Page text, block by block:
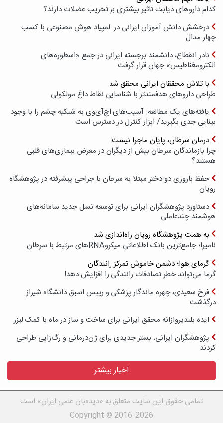
کدام داروهای دیابت تاثیر بیشتری بر تخریب عضلات دارند؟
درخشش دانش آموزان ایرانی در المپیاد هوش مصنوعی با کسب
چهار مدال
نادر انقطاع، دانشمند برجسته ایرانی در جمع «اسطوره‌های
الکترومغناطیس» جهان قرار گرفت
با تلاش محققان ایرانی محقق شد
طراحی داروهای هدفمندتر با شناسایی نقاط داغ مولکولی
یافته‌های یک مطالعه: آسیب‌های اچ‌آی‌وی به شبکیه چشم را با وجود
بینایی جدی بگیرید/ ابزار کنترل در دسترس است
درمان سرطان، پایان ماجرا نیست!
چرا بازماندگان سرطان بیش از دیگران در معرض بیماری‌های قلبی
هستند؟
حفظ باروری دو دختر مبتلا به سرطان با جراحی پیشرفته در پژوهشگاه
رویان
دستاورد پژوهشگران ایرانی برای توسعه نسل جدید سامانه‌های
هوشمند چندعاملی
به همت پژوهشگاه رویان راه‌اندازی شد
نامیرا؛ جامع‌ترین بانک اطلاعاتی میکروRNAهای مرتبط با سرطان
گرمای هوا؛ دشمن خاموش تمرکز رانندگان
گرما می‌تواند خطر تصادفات رانندگی را افزایش دهد!
فرخ سعیدی، چهره ماندگار پزشکی و رییس اسبق دانشگاه شیراز
درگذشت
ایده بلندپروازانه محقق ایرانی برای ساخت و ساز در ماه با کمک لیزر
پژوهشگران ایرانی، بستر جدیدی برای ژن‌درمانی و رگ‌زایی طراحی
کردند
اخبار بیشتر
تمامی حقوق این سایت متعلق به «دیده‌بان علمی ایران» است
Copyright © 2016-2026